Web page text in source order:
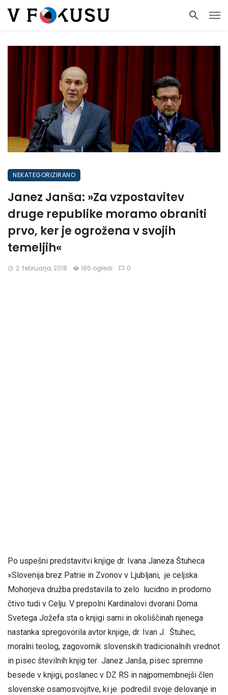
NEKATEGORIZIRANO
Janez Janša: »Za vzpostavitev
druge republike moramo obraniti
prvo, ker je ogrožena v svojih
temeljih«
2. februarja, 2018 185 ogledi 0
Po uspešni predstavitvi knjige dr. Ivana Janeza Štuheca
»Slovenija brez Patrie in Zvonov v Ljubljani, je celjska
Mohorjeva družba predstavila to zelo lucidno in prodorno
čtivo tudi v Celju. V prepolni Kardinalovi dvorani Doma
Svetega Jožefa sta o knjigi sami in okoliščinah njenega
nastanka spregovorila avtor knjige, dr. Ivan J. Štuhec,
moralni teolog, zagovornik slovenskih tradicionalnih vrednot
in pisec številnih knjig ter Janez Janša, pisec spremne
besede v knjigi, poslanec v DZ RS in najpomembnejši člen
slovenske osamosvojitve, ki je podredil svoje delovanje in